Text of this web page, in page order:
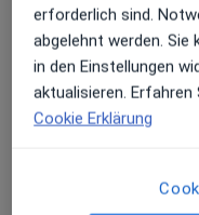
Verfügbarkeit
Dr. med. Henning
erforderlich sind.
abgelehnt werden. Sie
in den Einstellungen
aktualisieren. Erfahren
Cookie Erklärung